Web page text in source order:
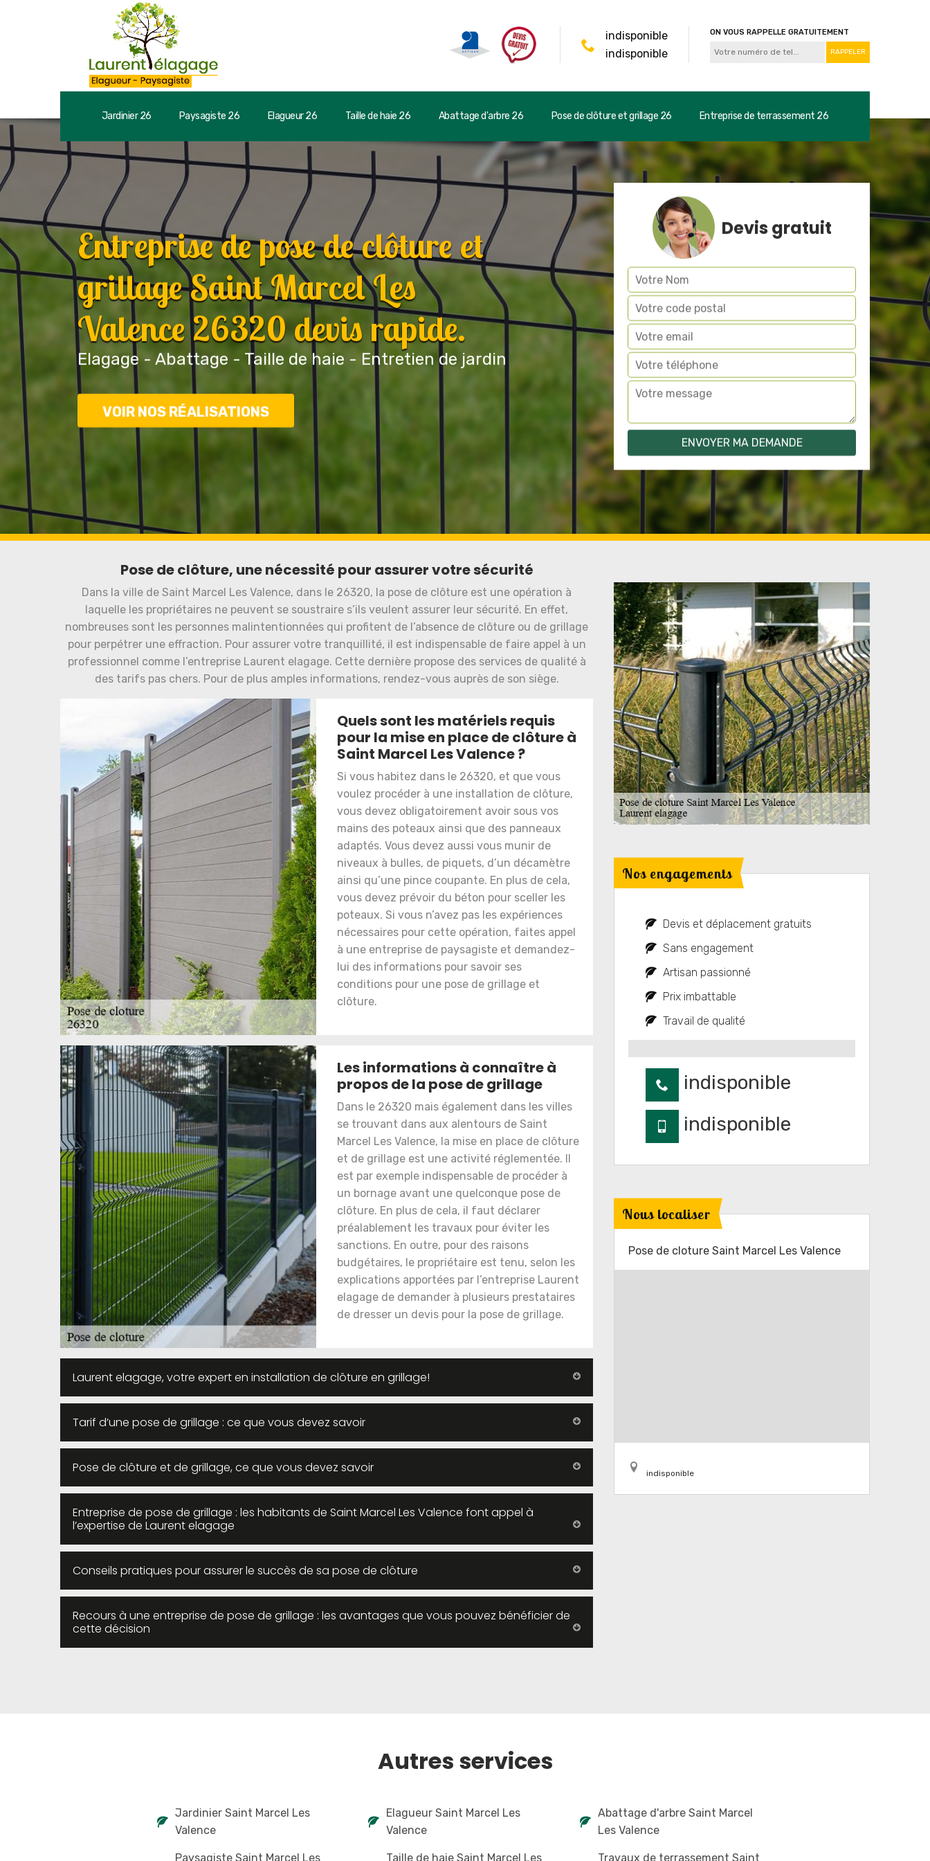
indisponible
indisponible
ON VOUS RAPPELLE GRATUITEMENT
Jardinier 26 Paysagiste 26 Elagueur 26 Taille de haie 26 Abattage d'arbre 26 Pose de clôture et grillage 26 Entreprise de terrassement 26
Entreprise de pose de clôture et
grillage Saint Marcel Les
Valence 26320 devis rapide.
Elagage - Abattage - Taille de haie - Entretien de jardin
VOIR NOS RÉALISATIONS
Devis gratuit
Pose de clôture, une nécessité pour assurer votre sécurité
Dans la ville de Saint Marcel Les Valence, dans le 26320, la pose de clôture est une opération à
laquelle les propriétaires ne peuvent se soustraire s’ils veulent assurer leur sécurité. En effet,
nombreuses sont les personnes malintentionnées qui profitent de l’absence de clôture ou de grillage
pour perpétrer une effraction. Pour assurer votre tranquillité, il est indispensable de faire appel à un
professionnel comme l’entreprise Laurent elagage. Cette dernière propose des services de qualité à
des tarifs pas chers. Pour de plus amples informations, rendez-vous auprès de son siège.
Quels sont les matériels requis
pour la mise en place de clôture à
Saint Marcel Les Valence ?
Si vous habitez dans le 26320, et que vous
voulez procéder à une installation de clôture,
vous devez obligatoirement avoir sous vos
mains des poteaux ainsi que des panneaux
adaptés. Vous devez aussi vous munir de
niveaux à bulles, de piquets, d’un décamètre
ainsi qu’une pince coupante. En plus de cela,
vous devez prévoir du béton pour sceller les
poteaux. Si vous n’avez pas les expériences
nécessaires pour cette opération, faites appel
à une entreprise de paysagiste et demandez-
lui des informations pour savoir ses
conditions pour une pose de grillage et
clôture.
Les informations à connaître à
propos de la pose de grillage
Dans le 26320 mais également dans les villes
se trouvant dans aux alentours de Saint
Marcel Les Valence, la mise en place de clôture
et de grillage est une activité réglementée. Il
est par exemple indispensable de procéder à
un bornage avant une quelconque pose de
clôture. En plus de cela, il faut déclarer
préalablement les travaux pour éviter les
sanctions. En outre, pour des raisons
budgétaires, le propriétaire est tenu, selon les
explications apportées par l’entreprise Laurent
elagage de demander à plusieurs prestataires
de dresser un devis pour la pose de grillage.
Laurent elagage, votre expert en installation de clôture en grillage!
Tarif d’une pose de grillage : ce que vous devez savoir
Pose de clôture et de grillage, ce que vous devez savoir
Entreprise de pose de grillage : les habitants de Saint Marcel Les Valence font appel à
l’expertise de Laurent elagage
Conseils pratiques pour assurer le succès de sa pose de clôture
Recours à une entreprise de pose de grillage : les avantages que vous pouvez bénéficier de
cette décision
Nos engagements
Devis et déplacement gratuits
Sans engagement
Artisan passionné
Prix imbattable
Travail de qualité
indisponible
indisponible
Nous localiser
Pose de cloture Saint Marcel Les Valence
indisponible
Autres services
Jardinier Saint Marcel Les
Valence
Paysagiste Saint Marcel Les
Elagueur Saint Marcel Les
Valence
Taille de haie Saint Marcel Les
Abattage d'arbre Saint Marcel
Les Valence
Travaux de terrassement Saint